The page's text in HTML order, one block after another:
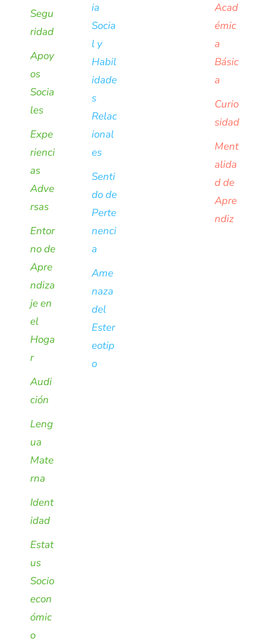
Segu
ridad
Apoy
os
Socia
les
Expe
rienci
as
Adve
rsas
Entor
no de
Apre
ndiza
je en
el
Hoga
r
Audi
ción
Leng
ua
Mate
rna
Ident
idad
Estat
us
Socio
econ
ómic
o
ia
Socia
l y
Habil
idade
s
Relac
ional
es
Senti
do de
Perte
nenci
a
Ame
naza
del
Ester
eotip
o
Acad
émic
a
Básic
a
Curio
sidad
Ment
alida
d de
Apre
ndiz